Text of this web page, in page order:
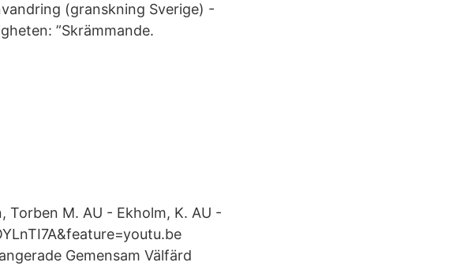
(granskning Sverige) -
”Skrämmande.
Torben M. AU - Ekholm, K. AU -
Gemensam Välfärd